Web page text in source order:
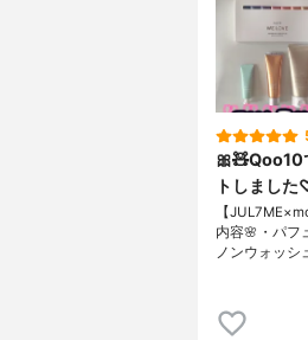
🎀🧸Qoo10
トしまし
【
内容🌸・パフ
ノンウォッシ